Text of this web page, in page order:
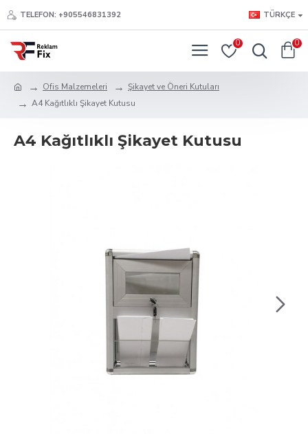
TELEFON: +905546831392 TÜRKÇE
0 0
Ofis Malzemeleri
Şikayet ve Öneri Kutuları
A4 Kağıtlıklı Şikayet Kutusu
A4 Kağıtlıklı Şikayet Kutusu